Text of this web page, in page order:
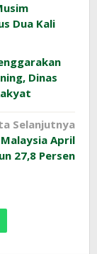
Dua Kali
Dinas
Selanjutnya
April
27,8 Persen